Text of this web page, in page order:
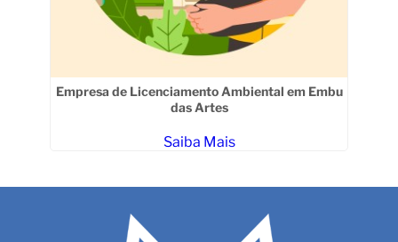
Empresa de Licenciamento Ambiental em Embu
das Artes
Saiba Mais